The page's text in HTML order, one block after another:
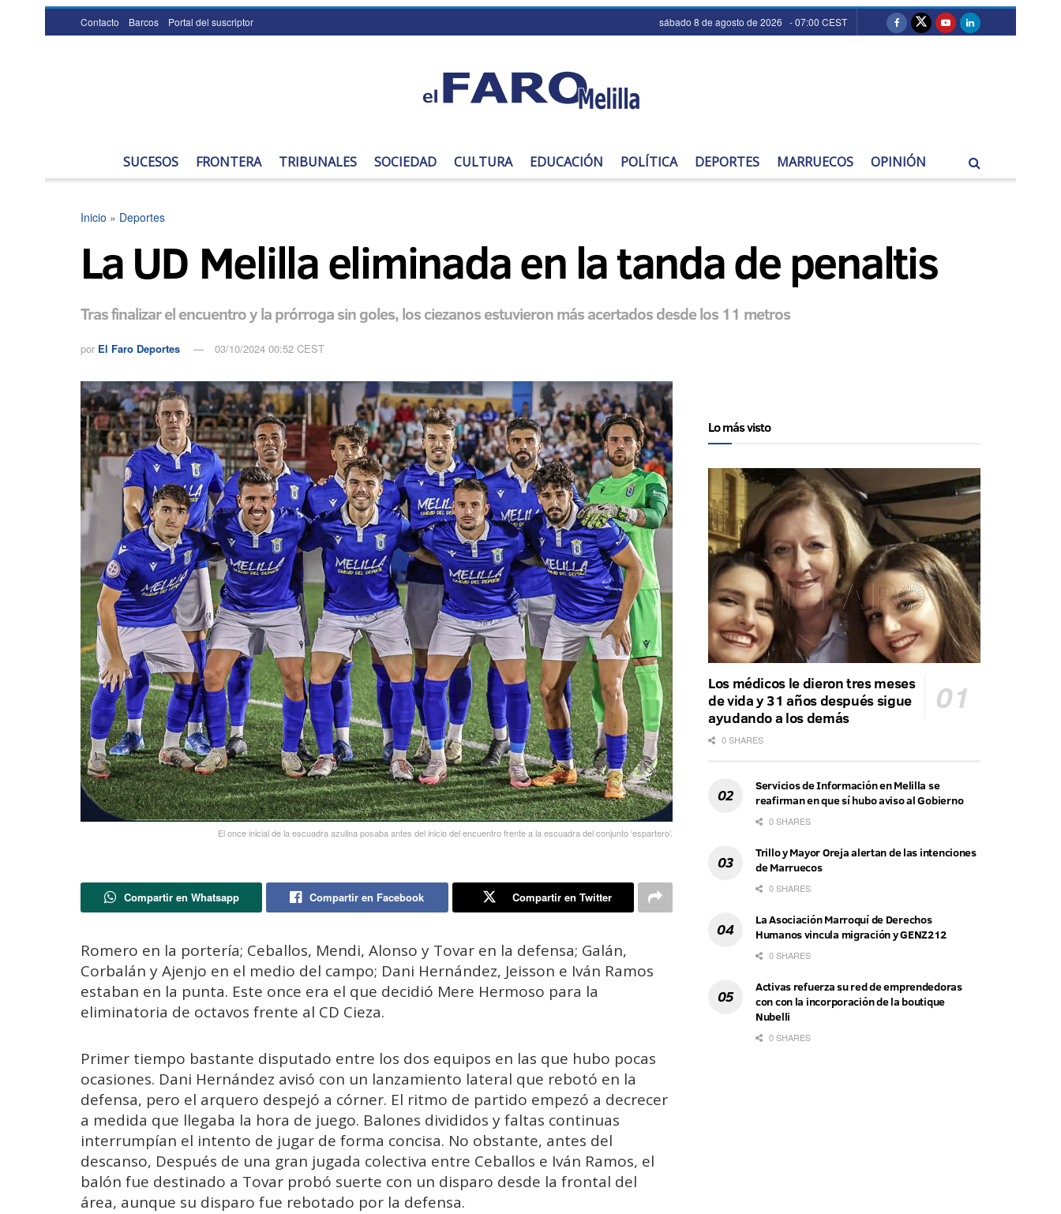
Contacto Barcos Portal del suscriptor sábado 8 de agosto de 2026 - 07:00 CEST
SUCESOS FRONTERA TRIBUNALES SOCIEDAD CULTURA EDUCACIÓN POLÍTICA DEPORTES MARRUECOS OPINIÓN
Inicio » Deportes
La UD Melilla eliminada en la tanda de penaltis
Tras finalizar el encuentro y la prórroga sin goles, los ciezanos estuvieron más acertados desde los 11 metros
por El Faro Deportes 03/10/2024 00:52 CEST
El once inicial de la escuadra azulina posaba antes del inicio del encuentro frente a la escuadra del conjunto ‘espartero’.
Compartir en Whatsapp Compartir en Facebook Compartir en Twitter
Romero en la portería; Ceballos, Mendi, Alonso y Tovar en la defensa; Galán,
Corbalán y Ajenjo en el medio del campo; Dani Hernández, Jeisson e Iván Ramos
estaban en la punta. Este once era el que decidió Mere Hermoso para la
eliminatoria de octavos frente al CD Cieza.
Primer tiempo bastante disputado entre los dos equipos en las que hubo pocas
ocasiones. Dani Hernández avisó con un lanzamiento lateral que rebotó en la
defensa, pero el arquero despejó a córner. El ritmo de partido empezó a decrecer
a medida que llegaba la hora de juego. Balones divididos y faltas continuas
interrumpían el intento de jugar de forma concisa. No obstante, antes del
descanso, Después de una gran jugada colectiva entre Ceballos e Iván Ramos, el
balón fue destinado a Tovar probó suerte con un disparo desde la frontal del
área, aunque su disparo fue rebotado por la defensa.
Lo más visto
Los médicos le dieron tres meses
de vida y 31 años después sigue
ayudando a los demás
0 SHARES
Servicios de Información en Melilla se
reafirman en que sí hubo aviso al Gobierno
0 SHARES
Trillo y Mayor Oreja alertan de las intenciones
de Marruecos
0 SHARES
La Asociación Marroquí de Derechos
Humanos vincula migración y GENZ212
0 SHARES
Activas refuerza su red de emprendedoras
con con la incorporación de la boutique
Nubelli
0 SHARES